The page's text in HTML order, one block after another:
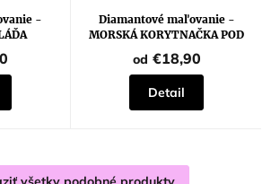
-
Diamantové maľovanie -
MORSKÁ KORYTNAČKA POD
HLADINOU
od €18,90
Detail